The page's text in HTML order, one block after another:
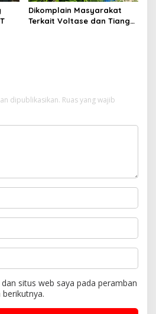
Dikomplain Masyarakat
Terkait Voltase dan Tiang
dipublikasikan. Ruas yang wajib
situs web saya pada peramban